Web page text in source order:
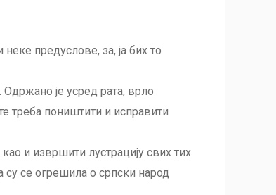
предуслове, за, ја бих то
је усред рата, врло
треба поништити и исправити
и извршити лустрацију свих тих
се огрешила о српски народ